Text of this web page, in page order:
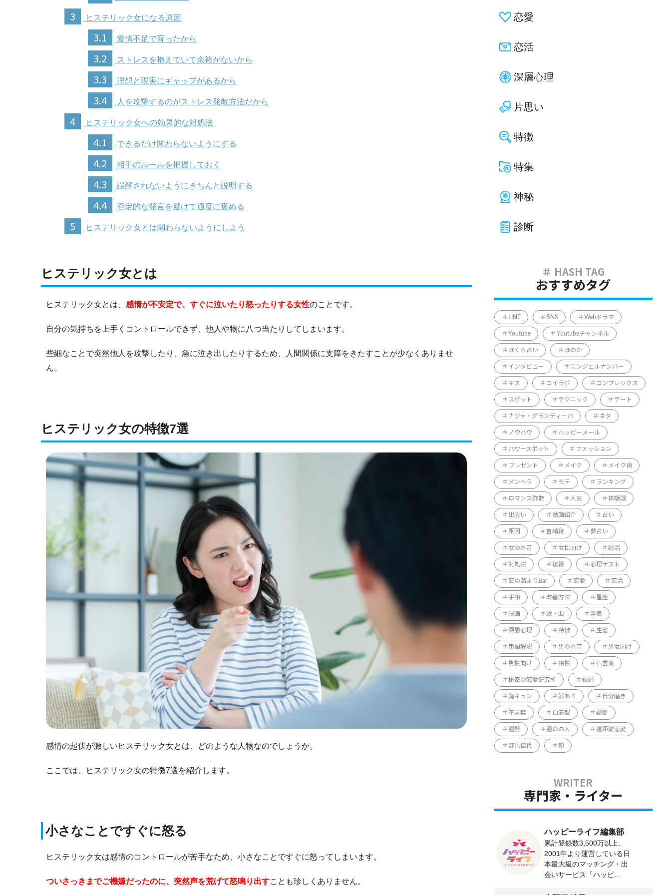
3 ヒステリック女になる原因
3.1 愛情不足で育ったから
3.2 ストレスを抱えていて余裕がないから
3.3 理想と現実にギャップがあるから
3.4 人を攻撃するのがストレス発散方法だから
4 ヒステリック女への効果的な対処法
4.1 できるだけ関わらないようにする
4.2 相手のルールを把握しておく
4.3 誤解されないようにきちんと説明する
4.4 否定的な発言を避けて適度に褒める
5 ヒステリック女とは関わらないようにしよう
ヒステリック女とは
ヒステリック女とは、 感情が不安定で、すぐに泣いたり怒ったりする女性のことです。
自分の気持ちを上手くコントロールできず、他人や物に八つ当たりしてしまいます。
些細なことで突然他人を攻撃したり、急に泣き出したりするため、人間関係に支障をきたすことが少なくありませ
ん。
ヒステリック女の特徴7選
感情の起伏が激しいヒステリック女とは、どのような人物なのでしょうか。
ここでは、ヒステリック女の特徴7選を紹介します。
小さなことですぐに怒る
ヒステリック女は感情のコントロールが苦手なため、小さなことですぐに怒ってしまいます。
ついさっきまでご機嫌だったのに、突然声を荒げて怒鳴り出すことも珍しくありません。
恋愛
恋活
深層心理
片思い
特徴
特集
神秘
診断
おすすめタグ
LINE SNS Webドラマ
Youtube Youtubeチャンネル
ほくろ占い ほのか
インタビュー エンジェルナンバー
キス コイラボ コンプレックス
スポット テクニック デート
ナジャ・グランディーバ ネタ
ノウハウ ハッピーメール
パワースポット ファッション
プレゼント メイク メイク術
メンヘラ モテ ランキング
ロマンス詐欺 人気 体験談
出会い 動画紹介 占い
原因 吉崎綾 夢占い
女の本音 女性向け 婚活
対処法 復縁 心理テスト
恋の溜まりBar 恋愛 恋活
手相 改善方法 星座
映画 歌・曲 浮気
深層心理 特徴 生態
用語解説 男の本音 男女向け
男性向け 相性 石言葉
秘密の恋愛研究所 結婚
胸キュン 脈あり 自分磨き
花言葉 血液型 診断
運勢 運命の人 遠距離恋愛
野呂佳代 顔
専門家・ライター
ハッピーライフ編集部
累計登録数3,500万以上、
2001年より運営している日
本最大級のマッチング・出
会いサービス「ハッピ...